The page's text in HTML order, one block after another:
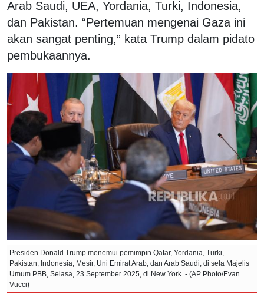
Arab Saudi, UEA, Yordania, Turki, Indonesia,
dan Pakistan. “Pertemuan mengenai Gaza ini
akan sangat penting,” kata Trump dalam pidato
pembukaannya.
Presiden Donald Trump menemui pemimpin Qatar, Yordania, Turki,
Pakistan, Indonesia, Mesir, Uni Emirat Arab, dan Arab Saudi, di sela Majelis
Umum PBB, Selasa, 23 September 2025, di New York. - (AP Photo/Evan
Vucci)